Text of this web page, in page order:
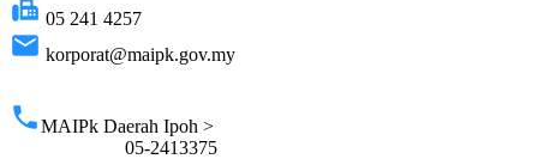
fax 05 241 4257
email korporat@maipk.gov.my
phoneMAIPk Daerah Ipoh >
05-2413375